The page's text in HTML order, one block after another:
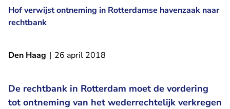
Hof verwijst ontneming in Rotterdamse havenzaak naar
rechtbank
Den Haag | 26 april 2018
De rechtbank in Rotterdam moet de vordering
tot ontneming van het wederrechtelijk verkregen